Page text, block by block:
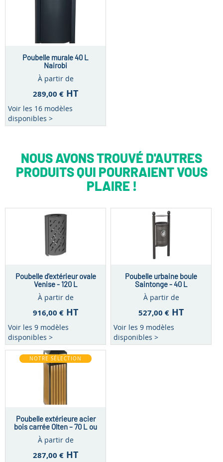
Poubelle murale 40 L
Nairobi
À partir de
289,00 € HT
Voir les 16 modèles
disponibles >
NOUS AVONS TROUVÉ D'AUTRES
PRODUITS QUI POURRAIENT VOUS
PLAIRE !
Poubelle d'extérieur ovale
Venise - 120 L
À partir de
916,00 € HT
Voir les 9 modèles
disponibles >
Poubelle urbaine boule
Saintonge - 40 L
À partir de
527,00 € HT
Voir les 9 modèles
disponibles >
NOTRE SÉLECTION
Poubelle extérieure acier
bois carrée Olten – 70 L ou
À partir de
287,00 € HT